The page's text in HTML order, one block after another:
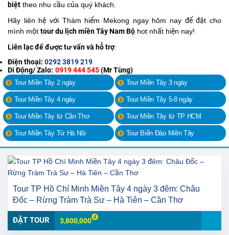
biệt theo nhu cầu của quý khách.
Hãy liên hệ với Thám hiểm Mekong ngay hôm nay để đặt cho
mình một tour du lịch miền Tây Nam Bộ hot nhất hiện nay!
Liên lạc để được tư vấn và hỗ trợ:
Điện thoại: 0292 3819 219
Di Động/ Zalo: 0919 444 545(Mr Tùng)
Tour Miền Tây 2 ngày Tour Miền Tây 3 ngày
Tour Miền Tây 4 ngày Tour Miền Tây 5-8 ngày
Tour Miền Tây từ Cần Thơ Tour Miền Tây từ TP HCM
Tour Miền Tây Từ Hà Nội Tour Biển Đảo Miền Tây
Tour TP Hồ Chí Minh Miền Tây 4 ngày 3 đêm: Châu
Đốc – Rừng Tràm Trà Sư – Hà Tiên – Cần Thơ
ĐẶT TOUR 3,800,000